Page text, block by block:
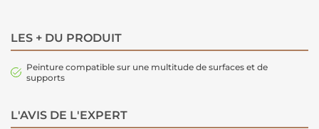
LES + DU PRODUIT
Peinture compatible sur une multitude de surfaces et de
supports
L'AVIS DE L'EXPERT